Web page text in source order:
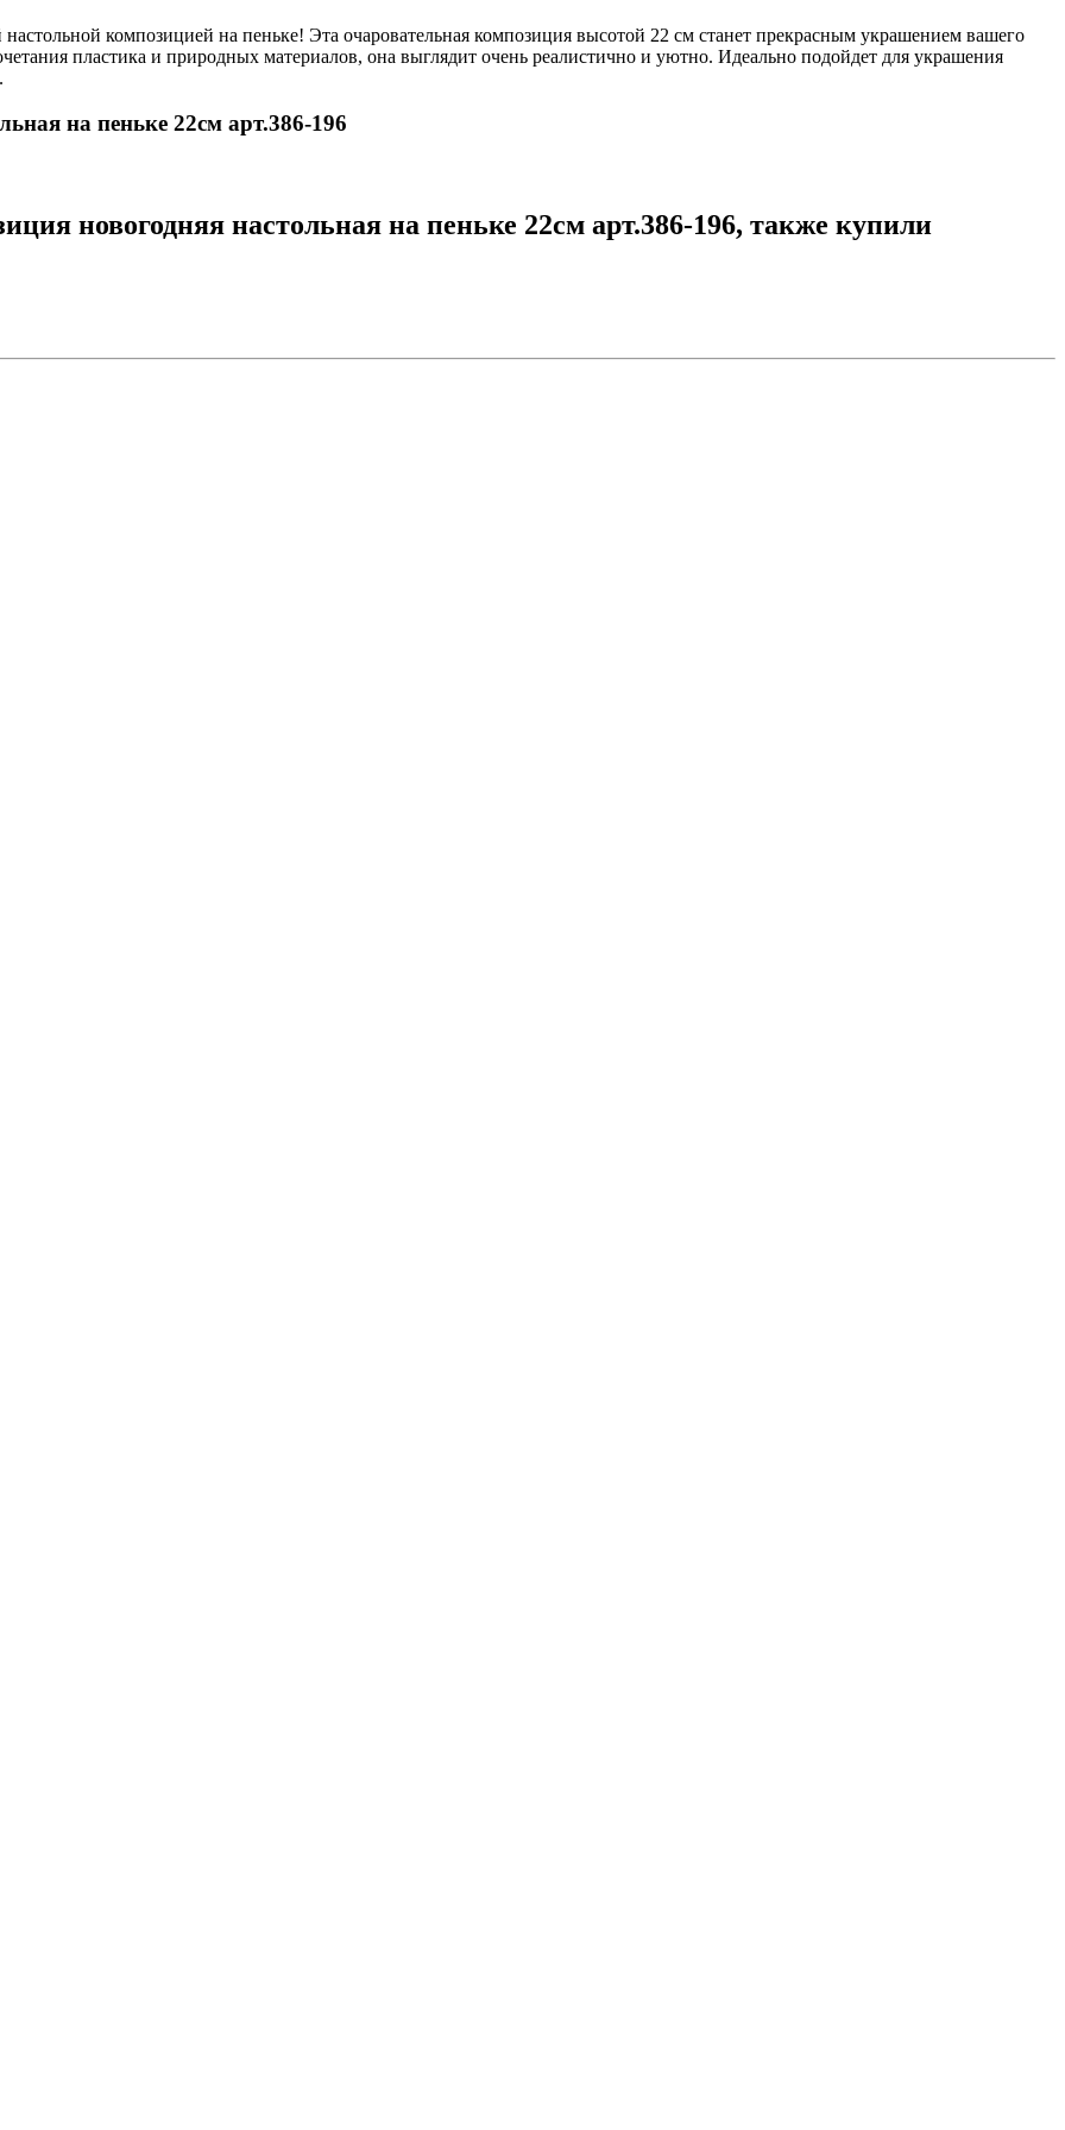
композицией на пеньке! Эта очаровательная композиция высотой 22 см станет прекрасным украшением вашего
пластика и природных материалов, она выглядит очень реалистично и уютно. Идеально подойдет для украшения
на пеньке 22см арт.386-196
новогодняя настольная на пеньке 22см арт.386-196, также купили